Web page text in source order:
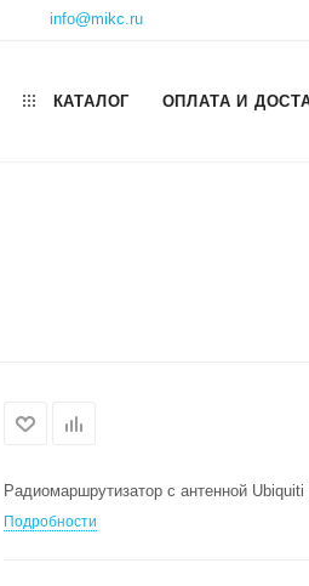
info@mikc.ru
КАТАЛОГ ОПЛАТА И
Радиомаршрутизатор с антенной
Подробности